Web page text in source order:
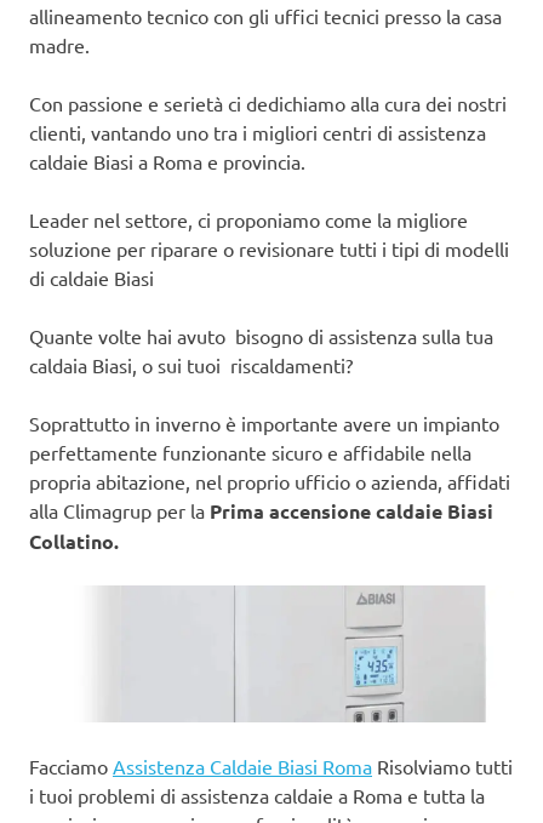
allineamento tecnico con gli uffici tecnici presso la casa
madre.
Con passione e serietà ci dedichiamo alla cura dei nostri
clienti, vantando uno tra i migliori centri di assistenza
caldaie Biasi a Roma e provincia.
Leader nel settore, ci proponiamo come la migliore
soluzione per riparare o revisionare tutti i tipi di modelli
di caldaie Biasi
Quante volte hai avuto bisogno di assistenza sulla tua
caldaia Biasi, o sui tuoi riscaldamenti?
Soprattutto in inverno è importante avere un impianto
perfettamente funzionante sicuro e affidabile nella
propria abitazione, nel proprio ufficio o azienda, affidati
alla Climagrup per la Prima accensione caldaie Biasi
Collatino.
Facciamo Assistenza Caldaie Biasi Roma Risolviamo tutti
i tuoi problemi di assistenza caldaie a Roma e tutta la